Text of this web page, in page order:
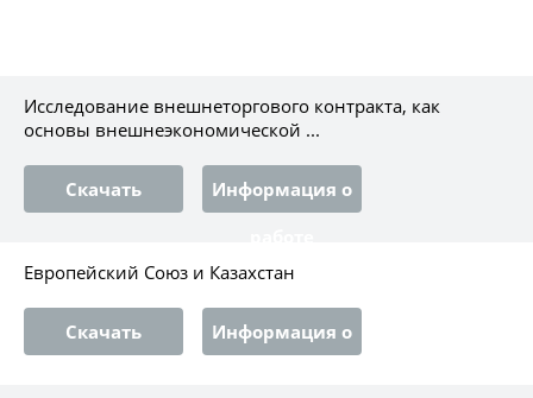
Исследование внешнеторгового контракта, как
основы внешнеэкономической ...
Скачать
Информация о
Европейский Союз и Казахстан
Скачать
Информация о